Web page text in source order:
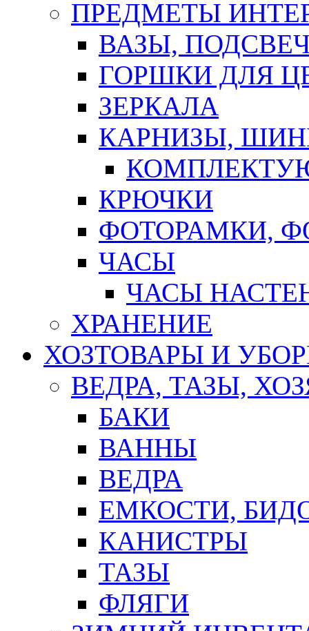
ПРЕДМЕТЫ
ВАЗЫ,
ГОРШКИ ДЛЯ
ЗЕРКАЛА
КАРНИЗЫ,
КРЮЧКИ
ФОТОРАМКИ,
ЧАСЫ
ЧАСЫ
ХРАНЕНИЕ
ХОЗТОВАРЫ И
ВЕДРА, ТАЗЫ,
БАКИ
ВАННЫ
ВЕДРА
ЕМКОСТИ,
КАНИСТРЫ
ТАЗЫ
ФЛЯГИ